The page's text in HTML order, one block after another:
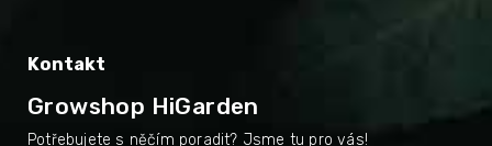
Kontakt
Growshop HiGarden